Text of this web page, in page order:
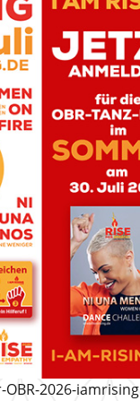
OBR-2026-iamrising